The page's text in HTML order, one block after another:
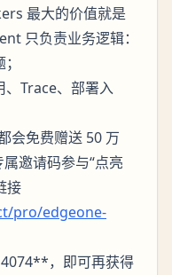
最大的价值就是
只负责业务逻辑：
、Trace、部署入
会免费赠送 50 万
邀请码参与“点亮
接
pro/edgeone-
，即可再获得